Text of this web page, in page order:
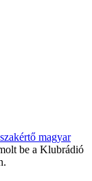
magyar
be a Klubrádió